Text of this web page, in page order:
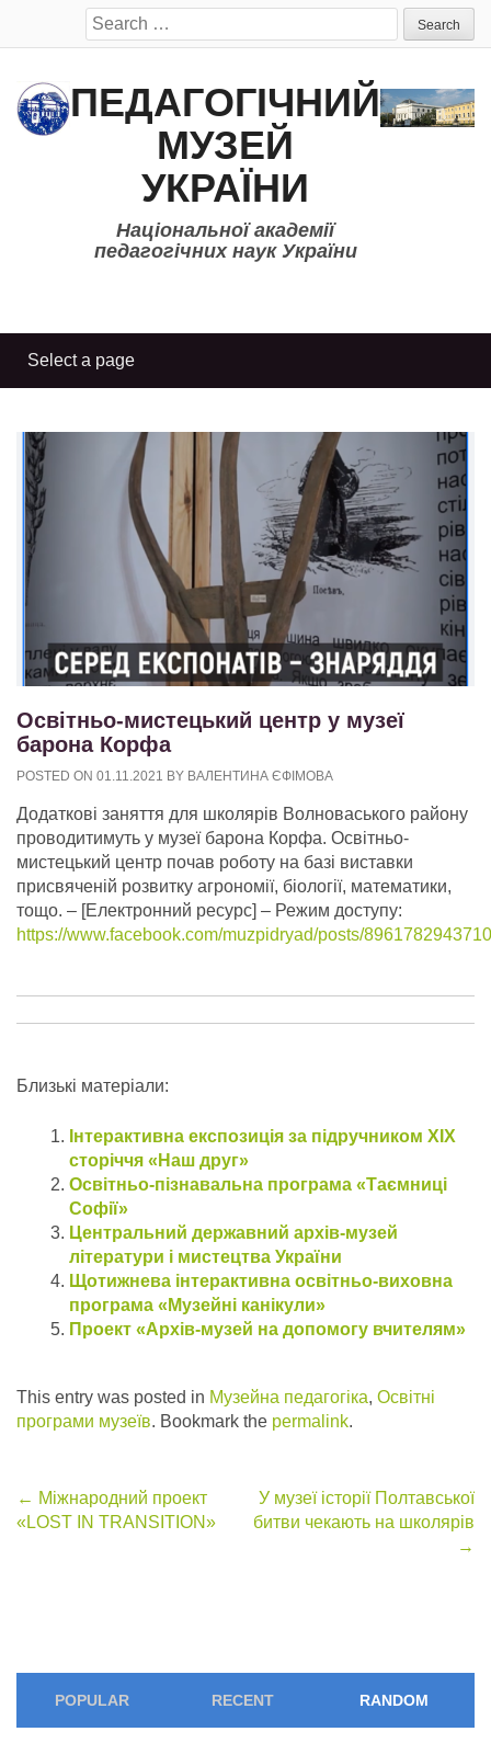
Search
for:
ПЕДАГОГІЧНИЙ
МУЗЕЙ
УКРАЇНИ
Національної академії
педагогічних наук України
Освітньо-мистецький центр у музеї
барона Корфа
POSTED ON 01.11.2021 BY ВАЛЕНТИНА ЄФІМОВА
Додаткові заняття для школярів Волноваського району
проводитимуть у музеї барона Корфа. Освітньо-
мистецький центр почав роботу на базі виставки
присвяченій розвитку агрономії, біології, математики,
тощо. – [Електронний ресурс] – Режим доступу:
https://www.facebook.com/muzpidryad/posts/
Близькі матеріали:
Інтерактивна експозиція за підручником ХІХ
сторіччя «Наш друг»
Освітньо-пізнавальна програма «Таємниці
Софії»
Центральний державний архів-музей
літератури і мистецтва України
Щотижнева інтерактивна освітньо-виховна
програма «Музейні канікули»
Проект «Архів-музей на допомогу вчителям»
This entry was posted in Музейна педагогіка, Освітні
програми музеїв. Bookmark the permalink.
Post
← Міжнародний проект
«LOST IN TRANSITION»
У музеї історії Полтавської
битви чекають на школярів
→
POPULAR RECENT RANDOM